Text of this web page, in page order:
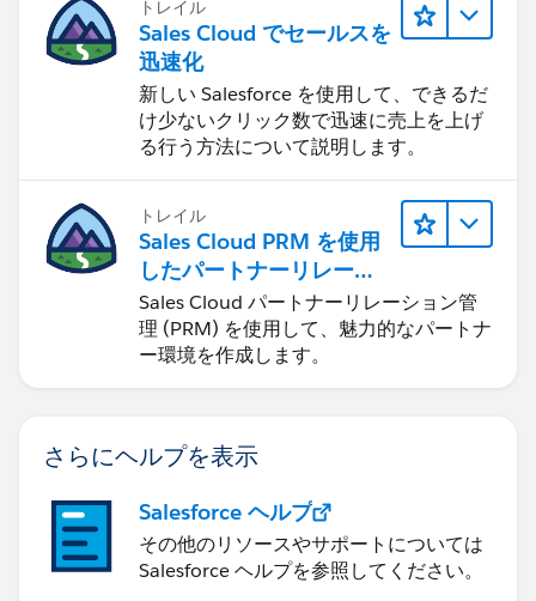
トレイル
Sales Cloud でセールスを
迅速化
新しい Salesforce を使用して、できるだ
け少ないクリック数で迅速に売上を上げ
る行う方法について説明します。
トレイル
Sales Cloud PRM を使用
したパートナーリレーシ
ョンの管理
Sales Cloud パートナーリレーション管
理 (PRM) を使用して、魅力的なパートナ
ー環境を作成します。
さらにヘルプを表示
Salesforce ヘルプ
その他のリソースやサポートについては
Salesforce ヘルプを参照してください。